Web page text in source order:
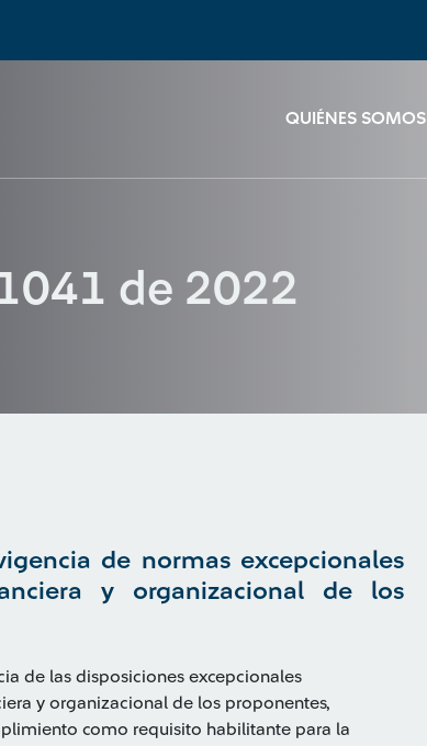
QUIÉNES SOMOS
de 2022
de normas excepcionales
y organizacional de los
de las disposiciones excepcionales
y organizacional de los proponentes,
como requisito habilitante para la